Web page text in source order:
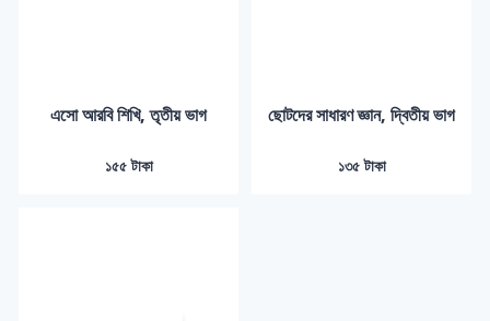
এসো আরবি শিখি, তৃতীয় ভাগ
১৫৫ টাকা
ছোটদের সাধারণ জ্ঞান, দ্বিতীয় ভাগ
১৩৫ টাকা